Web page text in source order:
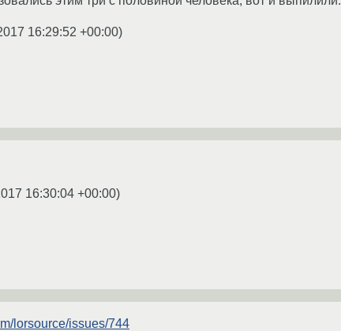
16:29:52 +00:00)
16:30:04 +00:00)
lorsource/issues/744